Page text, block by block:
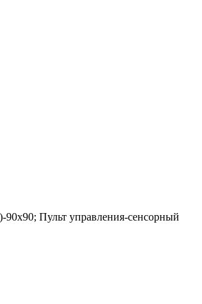
Пульт управления-сенсорный